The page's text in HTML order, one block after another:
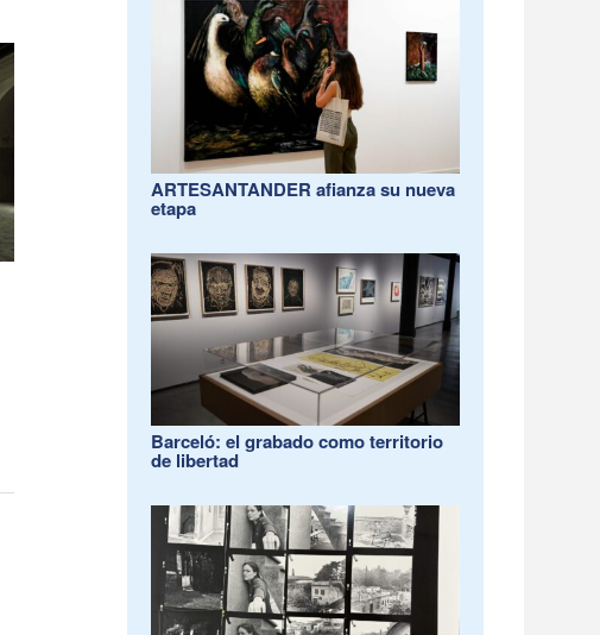
ARTESANTANDER afianza su nueva
etapa
Barceló: el grabado como territorio
de libertad